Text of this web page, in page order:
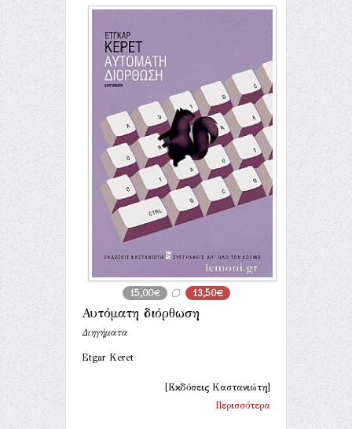
15,00€ 13,50€
Αυτόματη διόρθωση
Διηγήματα
Etgar Keret
[Εκδόσεις Καστανιώτη]
Περισσότερα